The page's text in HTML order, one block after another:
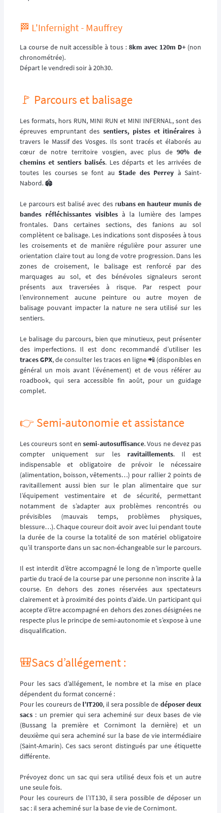
🏁 L'Infernight - Mauffrey
La course de nuit accessible à tous :8km avec 120m D+ (non
chronométrée).
Départ le vendredi soir à 20h30.
🚩 Parcours et balisage
Les formats, hors RUN, MINI RUN et MINI INFERNAL, sont des
épreuves empruntant dessentiers, pistes et itinéraires à
travers le Massif des Vosges. Ils sont tracés et élaborés au
cœur de notre territoire vosgien, avec plus de90% de
chemins et sentiers balisés. Les départs et les arrivées de
toutes les courses se font au Stade des Perrey à Saint-
Nabord. 🏟️
Le parcours est balisé avec des rubans en hauteur munis de
bandes réfléchissantes visibles à la lumière des lampes
frontales. Dans certaines sections, des fanions au sol
complètent ce balisage. Les indications sont disposées à tous
les croisements et de manière régulière pour assurer une
orientation claire tout au long de votre progression. Dans les
zones de croisement, le balisage est renforcé par des
marquages au sol, et des bénévoles signaleurs seront
présents aux traversées à risque. Par respect pour
l’environnement aucune peinture ou autre moyen de
balisage pouvant impacter la nature ne sera utilisé sur les
sentiers.
Le balisage du parcours, bien que minutieux, peut présenter
des imperfections. Il est donc recommandé d’utiliser les
traces GPX, de consulter les traces en ligne 📲 (disponibles en
général un mois avant l’événement) et de vous référer au
roadbook, qui sera accessible fin août, pour un guidage
complet.
👉️ Semi-autonomie et assistance
Les coureurs sont en semi-autosuffisance. Vous ne devez pas
compter uniquement sur les ravitaillements. Il est
indispensable et obligatoire de prévoir le nécessaire
(alimentation, boisson, vêtements…) pour rallier 2 points de
ravitaillement aussi bien sur le plan alimentaire que sur
l’équipement vestimentaire et de sécurité, permettant
notamment de s’adapter aux problèmes rencontrés ou
prévisibles (mauvais temps, problèmes physiques,
blessure…). Chaque coureur doit avoir avec lui pendant toute
la durée de la course la totalité de son matériel obligatoire
qu’il transporte dans un sac non-échangeable sur le parcours.
Il est interdit d’être accompagné le long de n’importe quelle
partie du tracé de la course par une personne non inscrite à la
course. En dehors des zones réservées aux spectateurs
clairement et à proximité des points d’aide. Un participant qui
accepte d’être accompagné en dehors des zones désignées ne
respecte plus le principe de semi-autonomie et s’expose à une
disqualification.
🎒Sacs d’allégement :
Pour les sacs d’allégement, le nombre et la mise en place
dépendent du format concerné :
Pour les coureurs de l’IT200, il sera possible de déposer deux
sacs : un premier qui sera acheminé sur deux bases de vie
(Bussang la première et Cornimont la dernière) et un
deuxième qui sera acheminé sur la base de vie intermédiaire
(Saint-Amarin). Ces sacs seront distingués par une étiquette
différente.
Prévoyez donc un sac qui sera utilisé deux fois et un autre
une seule fois.
Pour les coureurs de l’IT130, il sera possible de déposer un
sac : il sera acheminé sur la base de vie de Cornimont.